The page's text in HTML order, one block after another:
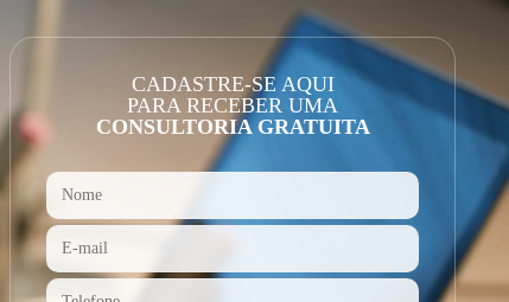
CADASTRE-SE AQUI
PARA RECEBER UMA
CONSULTORIA GRATUITA